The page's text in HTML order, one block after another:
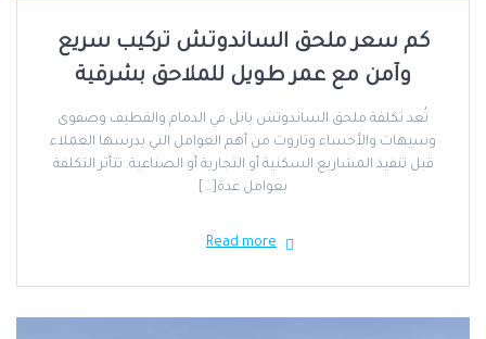
كم سعر ملحق الساندوتش تركيب سريع
وآمن مع عمر طويل للملاحق بشرقية
تُعد تكلفة ملحق الساندوتش بانل في الدمام والقطيف وصفوى
وسيهات والأحساء وتاروت من أهم العوامل التي يدرسها العملاء
قبل تنفيذ المشاريع السكنية أو التجارية أو الصناعية. تتأثر التكلفة
بعوامل عدة[…]
Read more